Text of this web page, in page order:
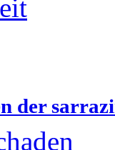
der